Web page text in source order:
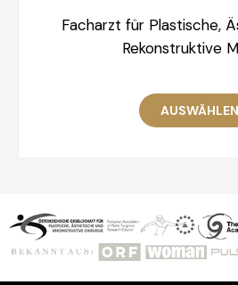
Facharzt für Plastische,
Rekonstruktive
AUSWÄHLEN